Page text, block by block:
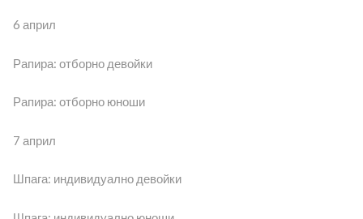
6 април
Рапира: отборно девойки
Рапира: отборно юноши
7 април
Шпага: индивидуално девойки